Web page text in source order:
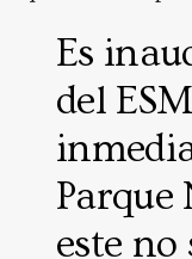
Es
del
Parque
este no